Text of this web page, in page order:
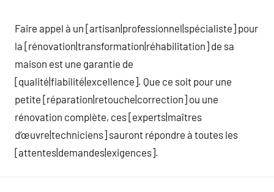
Faire appel à un [artisan|professionnel|spécialiste] pour
la [rénovation|transformation|réhabilitation] de sa
maison est une garantie de
[qualité|fiabilité|excellence]. Que ce soit pour une
petite [réparation|retouche|correction] ou une
rénovation complète, ces [experts|maîtres
d’œuvre|techniciens] sauront répondre à toutes les
[attentes|demandes|exigences].